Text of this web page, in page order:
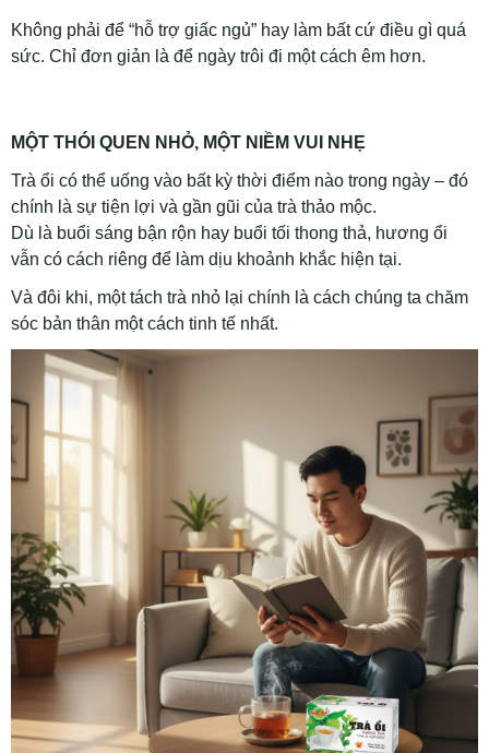
Không phải để “hỗ trợ giấc ngủ” hay làm bất cứ điều gì quá
sức. Chỉ đơn giản là để ngày trôi đi một cách êm hơn.
MỘT THÓI QUEN NHỎ, MỘT NIỀM VUI NHẸ
Trà ổi có thể uống vào bất kỳ thời điểm nào trong ngày – đó
chính là sự tiện lợi và gần gũi của trà thảo mộc.
Dù là buổi sáng bận rộn hay buổi tối thong thả, hương ổi
vẫn có cách riêng để làm dịu khoảnh khắc hiện tại.
Và đôi khi, một tách trà nhỏ lại chính là cách chúng ta chăm
sóc bản thân một cách tinh tế nhất.